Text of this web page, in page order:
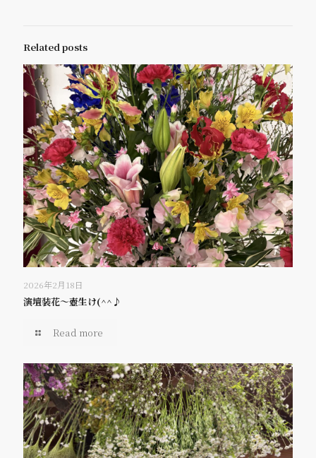
Related posts
2026年2月18日
演壇装花～壺生け(^^♪
Read more